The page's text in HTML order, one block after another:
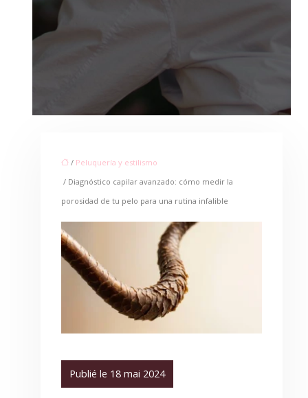
/ Peluquería y estilismo
/ Diagnóstico capilar avanzado: cómo medir la
porosidad de tu pelo para una rutina infalible
Publié le 18 mai 2024